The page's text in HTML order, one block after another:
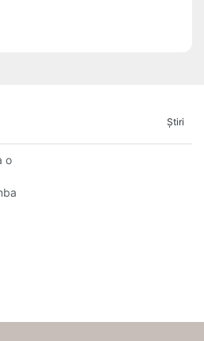
Ştiri
husă pentru o husă de saltea tip